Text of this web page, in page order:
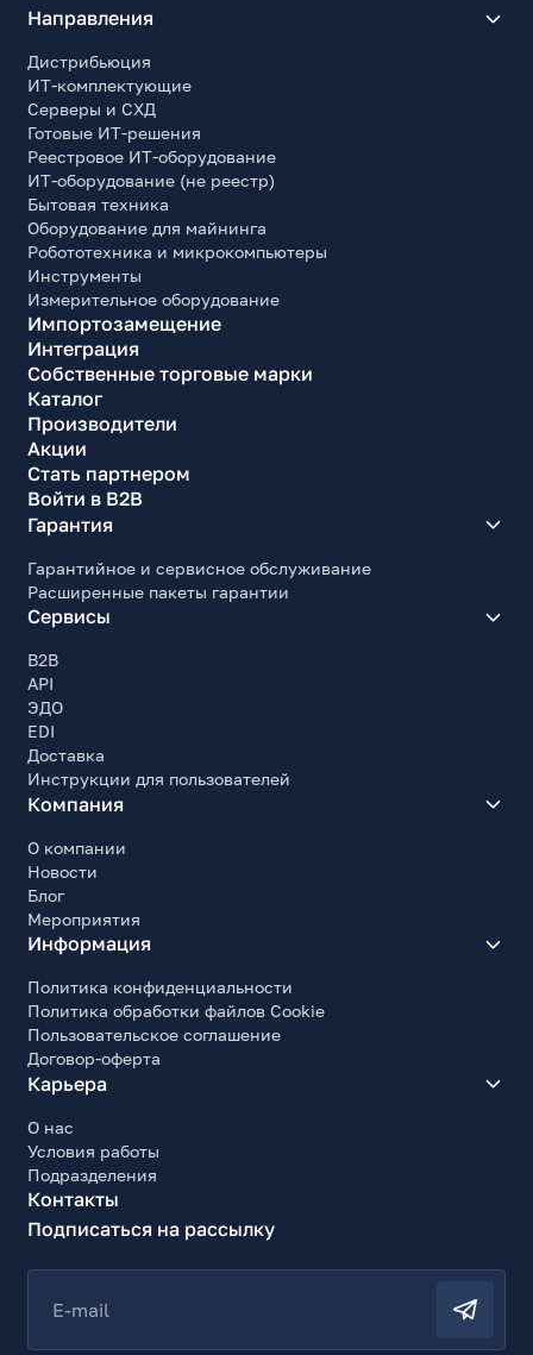
Направления
Дистрибьюция
ИТ-комплектующие
Серверы и СХД
Готовые ИТ-решения
Реестровое ИТ-оборудование
ИТ-оборудование (не реестр)
Бытовая техника
Оборудование для майнинга
Робототехника и микрокомпьютеры
Инструменты
Измерительное оборудование
Импортозамещение
Интеграция
Собственные торговые марки
Каталог
Производители
Акции
Стать партнером
Войти в B2B
Гарантия
Гарантийное и сервисное обслуживание
Расширенные пакеты гарантии
Сервисы
B2B
API
ЭДО
EDI
Доставка
Инструкции для пользователей
Компания
О компании
Новости
Блог
Мероприятия
Информация
Политика конфиденциальности
Политика обработки файлов Cookie
Пользовательское соглашение
Договор-оферта
Карьера
О нас
Условия работы
Подразделения
Контакты
Подписаться на рассылку
E-mail